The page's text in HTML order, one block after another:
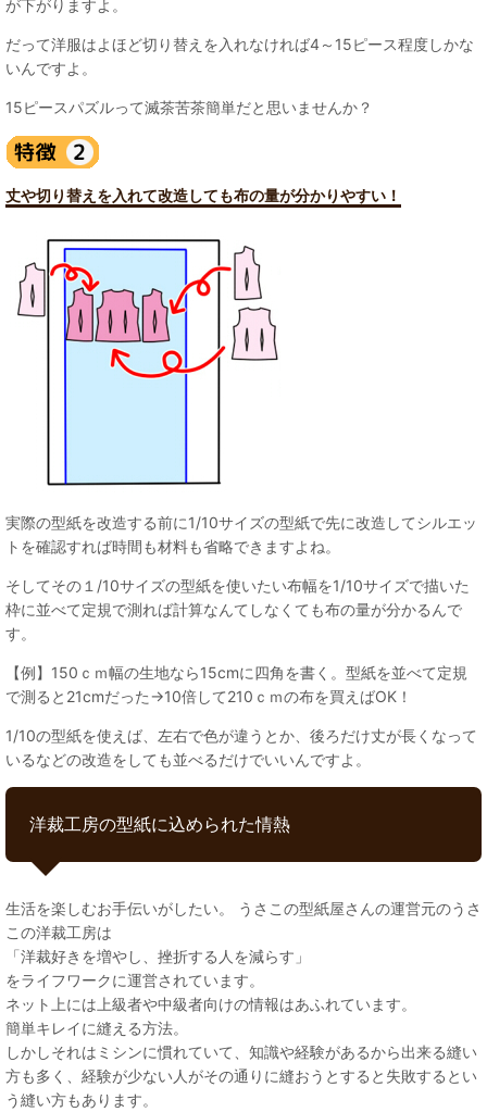
が下がりますよ。
だって洋服はよほど切り替えを入れなければ4～15ピース程度しかな
いんですよ。
15ピースパズルって滅茶苦茶簡単だと思いませんか？
丈や切り替えを入れて改造しても布の量が分かりやすい！
実際の型紙を改造する前に1/10サイズの型紙で先に改造してシルエッ
トを確認すれば時間も材料も省略できますよね。
そしてその１/10サイズの型紙を使いたい布幅を1/10サイズで描いた
枠に並べて定規で測れば計算なんてしなくても布の量が分かるんで
す。
【例】150ｃｍ幅の生地なら15cmに四角を書く。型紙を並べて定規
で測ると21cmだった→10倍して210ｃｍの布を買えばOK！
1/10の型紙を使えば、左右で色が違うとか、後ろだけ丈が長くなって
いるなどの改造をしても並べるだけでいいんですよ。
洋裁工房の型紙に込められた情熱
生活を楽しむお手伝いがしたい。 うさこの型紙屋さんの運営元のうさ
この洋裁工房は
「洋裁好きを増やし、挫折する人を減らす」
をライフワークに運営されています。
ネット上には上級者や中級者向けの情報はあふれています。
簡単キレイに縫える方法。
しかしそれはミシンに慣れていて、知識や経験があるから出来る縫い
方も多く、経験が少ない人がその通りに縫おうとすると失敗するとい
う縫い方もあります。